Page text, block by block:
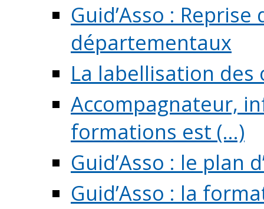
Guid’Asso :
départementaux
La labellisation
Accompagnateur,
formations est (...)
Guid’Asso : le plan
Guid’Asso : la